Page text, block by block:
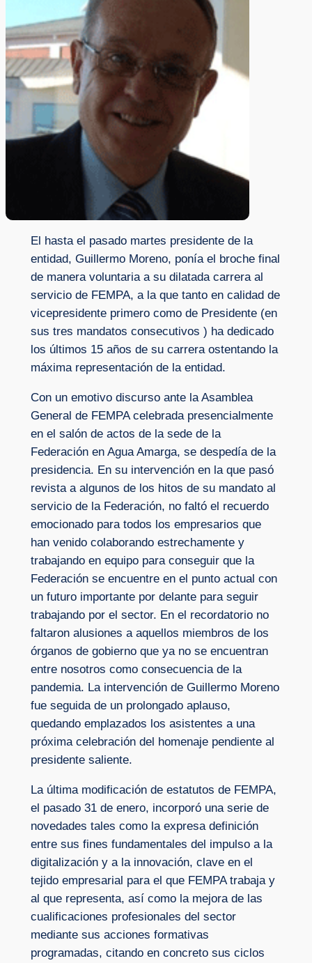
El hasta el pasado martes presidente de la
entidad, Guillermo Moreno, ponía el broche final
de manera voluntaria a su dilatada carrera al
servicio de FEMPA, a la que tanto en calidad de
vicepresidente primero como de Presidente (en
sus tres mandatos consecutivos ) ha dedicado
los últimos 15 años de su carrera ostentando la
máxima representación de la entidad.
Con un emotivo discurso ante la Asamblea
General de FEMPA celebrada presencialmente
en el salón de actos de la sede de la
Federación en Agua Amarga, se despedía de la
presidencia. En su intervención en la que pasó
revista a algunos de los hitos de su mandato al
servicio de la Federación, no faltó el recuerdo
emocionado para todos los empresarios que
han venido colaborando estrechamente y
trabajando en equipo para conseguir que la
Federación se encuentre en el punto actual con
un futuro importante por delante para seguir
trabajando por el sector. En el recordatorio no
faltaron alusiones a aquellos miembros de los
órganos de gobierno que ya no se encuentran
entre nosotros como consecuencia de la
pandemia. La intervención de Guillermo Moreno
fue seguida de un prolongado aplauso,
quedando emplazados los asistentes a una
próxima celebración del homenaje pendiente al
presidente saliente.
La última modificación de estatutos de FEMPA,
el pasado 31 de enero, incorporó una serie de
novedades tales como la expresa definición
entre sus fines fundamentales del impulso a la
digitalización y a la innovación, clave en el
tejido empresarial para el que FEMPA trabaja y
al que representa, así como la mejora de las
cualificaciones profesionales del sector
mediante sus acciones formativas
programadas, citando en concreto sus ciclos